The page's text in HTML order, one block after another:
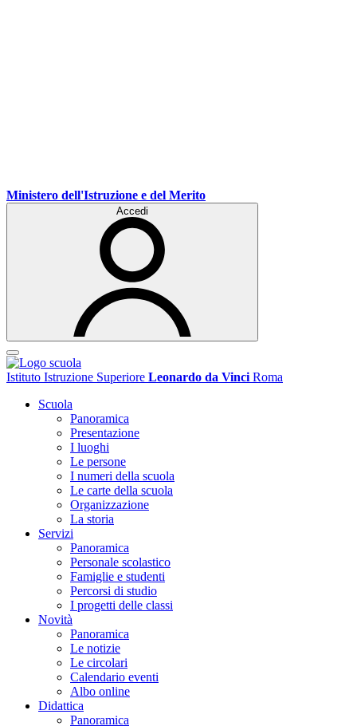
Ministero dell'Istruzione e del Merito
Accedi
Istituto Istruzione Superiore Leonardo da Vinci Roma
Scuola
Panoramica
Presentazione
I luoghi
Le persone
I numeri della scuola
Le carte della scuola
Organizzazione
La storia
Servizi
Panoramica
Personale scolastico
Famiglie e studenti
Percorsi di studio
I progetti delle classi
Novità
Panoramica
Le notizie
Le circolari
Calendario eventi
Albo online
Didattica
Panoramica